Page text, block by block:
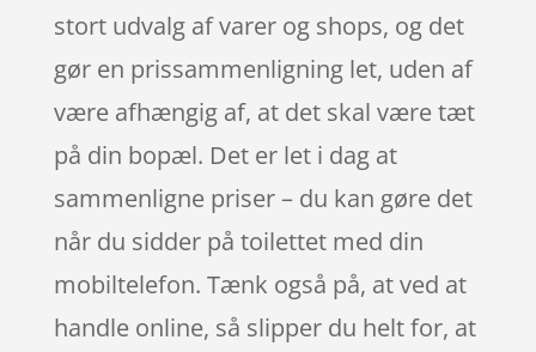
stort udvalg af varer og shops, og det
gør en prissammenligning let, uden af
være afhængig af, at det skal være tæt
på din bopæl. Det er let i dag at
sammenligne priser – du kan gøre det
når du sidder på toilettet med din
mobiltelefon. Tænk også på, at ved at
handle online, så slipper du helt for, at